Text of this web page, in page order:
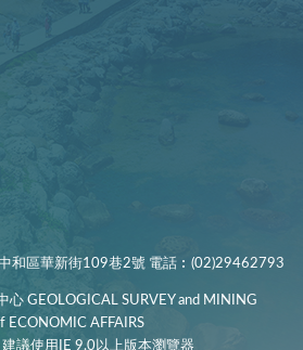
和區華新街109巷2號 電話︰(02)29462793
GEOLOGICAL SURVEY and MINING
ECONOMIC AFFAIRS
議使用IE 9.0以上版本瀏覽器